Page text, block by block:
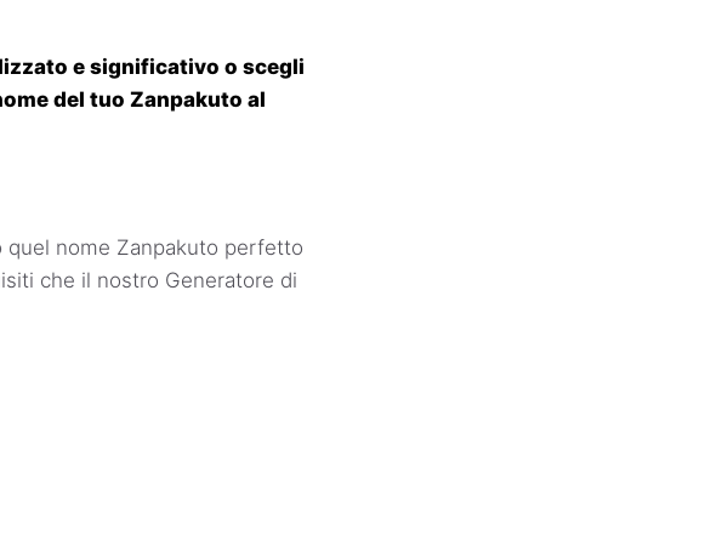
e significativo o scegli
del tuo Zanpakuto al
quel nome Zanpakuto perfetto
che il nostro Generatore di